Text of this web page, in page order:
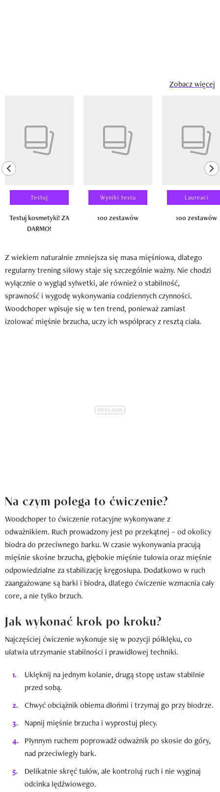
Zobacz więcej
previous element
Testuj
Testuj kosmetyki! ZA
DARMO!
Wyniki testu
100 zestawów
Laureaci
100 zestawów
Z wiekiem naturalnie zmniejsza się masa mięśniowa, dlatego
regularny trening siłowy staje się szczególnie ważny. Nie chodzi
wyłącznie o wygląd sylwetki, ale również o stabilność,
sprawność i wygodę wykonywania codziennych czynności.
Woodchoper wpisuje się w ten trend, ponieważ zamiast
izolować mięśnie brzucha, uczy ich współpracy z resztą ciała.
Na czym polega to ćwiczenie?
Woodchoper to ćwiczenie rotacyjne wykonywane z
odważnikiem. Ruch prowadzony jest po przekątnej – od okolicy
biodra do przeciwnego barku. W czasie wykonywania pracują
mięśnie skośne brzucha, głębokie mięśnie tułowia oraz mięśnie
odpowiedzialne za stabilizację kręgosłupa. Dodatkowo w ruch
zaangażowane są barki i biodra, dlatego ćwiczenie wzmacnia cały
core, a nie tylko brzuch.
Jak wykonać krok po kroku?
Najczęściej ćwiczenie wykonuje się w pozycji półklęku, co
ułatwia utrzymanie stabilności i prawidłowej techniki.
Uklęknij na jednym kolanie, drugą stopę ustaw stabilnie
przed sobą.
Chwyć obciążnik obiema dłońmi i trzymaj go przy biodrze.
Napnij mięśnie brzucha i wyprostuj plecy.
Płynnym ruchem poprowadź odważnik po skosie do góry,
nad przeciwległy bark.
Delikatnie skręć tułów, ale kontroluj ruch i nie wyginaj
odcinka lędźwiowego.